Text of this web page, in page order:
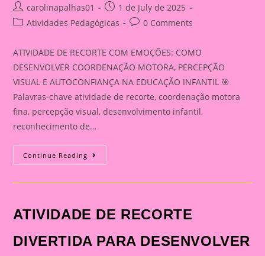
Post
author:
carolinapalhas01
Post
published:
1 de July de 2025
PostAtividades Pedagógicas
Post0 Comments
ATIVIDADE DE RECORTE COM EMOÇÕES: COMO
DESENVOLVER COORDENAÇÃO MOTORA, PERCEPÇÃO
VISUAL E AUTOCONFIANÇA NA EDUCAÇÃO INFANTIL 🎯
Palavras-chave atividade de recorte, coordenação motora
fina, percepção visual, desenvolvimento infantil,
reconhecimento de…
Continue Reading ATIVIDADE
DE
COORDENAÇÃO
MOTORA,
VISUAL
E
ATIVIDADE DE RECORTE
DIVERTIDA PARA DESENVOLVER